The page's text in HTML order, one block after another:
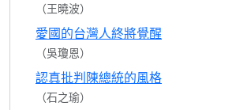
（王曉波）
愛國的台灣人終將覺醒
（吳瓊恩）
認真批判陳總統的風格
（石之瑜）